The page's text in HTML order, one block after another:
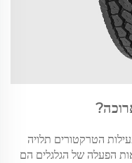
הטרקטורים תלויה
הפעלה של הגלגלים הם